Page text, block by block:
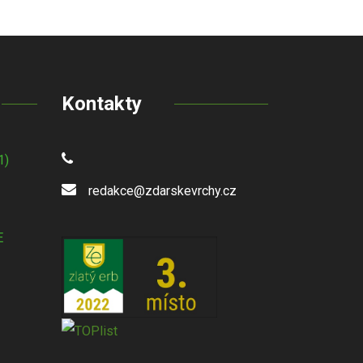
Kontakty
redakce@zdarskevrchy.cz